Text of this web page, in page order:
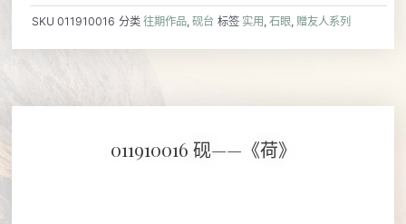
SKU 011910016 分类 往期作品,砚台 标签 实用 ,石眼, 赠友人系列
011910016 砚——《荷》